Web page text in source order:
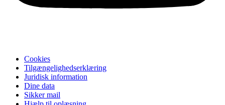
Cookies
Tilgængelighedserklæring
Juridisk information
Dine data
Sikker mail